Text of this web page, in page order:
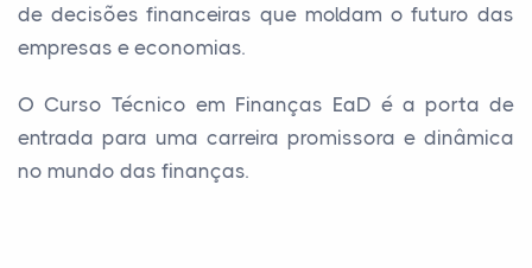
de decisões financeiras que moldam o futuro das
empresas e economias.
O Curso Técnico em Finanças EaD é a porta de
entrada para uma carreira promissora e dinâmica
no mundo das finanças.